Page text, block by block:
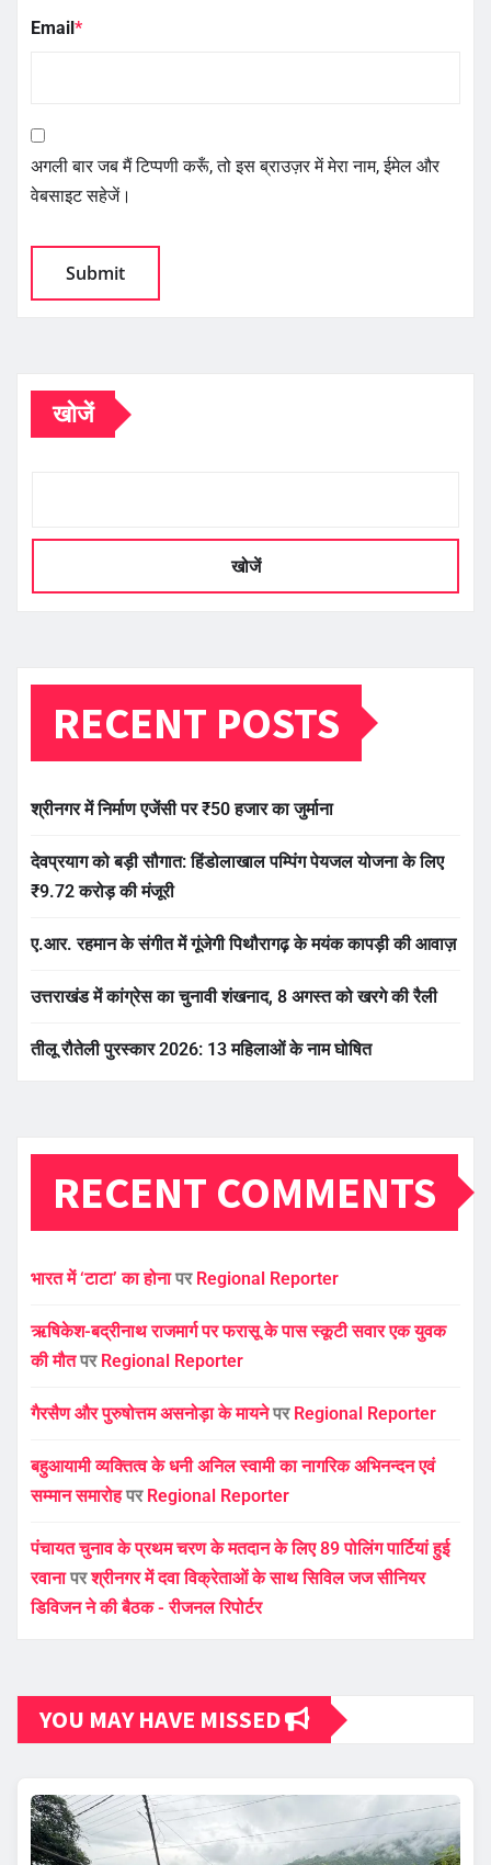
Email*
अगली बार जब मैं टिप्पणी करूँ, तो इस ब्राउज़र में मेरा नाम, ईमेल और
वेबसाइट सहेजें।
खोजें
खोजें
RECENT POSTS
श्रीनगर में निर्माण एजेंसी पर ₹50 हजार का जुर्माना
देवप्रयाग को बड़ी सौगात: हिंडोलाखाल पम्पिंग पेयजल योजना के लिए
₹9.72 करोड़ की मंजूरी
ए.आर. रहमान के संगीत में गूंजेगी पिथौरागढ़ के मयंक कापड़ी की आवाज़
उत्तराखंड में कांग्रेस का चुनावी शंखनाद, 8 अगस्त को खरगे की रैली
तीलू रौतेली पुरस्कार 2026: 13 महिलाओं के नाम घोषित
RECENT COMMENTS
भारत में ‘टाटा’ का होनापर Regional Reporter
ऋषिकेश-बद्रीनाथ राजमार्ग पर फरासू के पास स्कूटी सवार एक युवक
की मौतपर Regional Reporter
गैरसैण और पुरुषोत्तम असनोड़ा के मायनेपर Regional Reporter
बहुआयामी व्यक्तित्व के धनी अनिल स्वामी का नागरिक अभिनन्दन एवं
सम्मान समारोहपर Regional Reporter
पंचायत चुनाव के प्रथम चरण के मतदान के लिए 89 पोलिंग पार्टियां हुई
रवानापरश्रीनगर में दवा विक्रेताओं के साथ सिविल जज सीनियर
डिविजन ने की बैठक - रीजनल रिपोर्टर
YOU MAY HAVE MISSED